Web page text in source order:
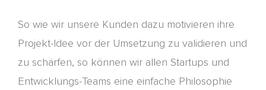
So wie wir unsere Kunden dazu motivieren ihre
Projekt-Idee vor der Umsetzung zu validieren und
zu schärfen, so können wir allen Startups und
Entwicklungs-Teams eine einfache Philosophie